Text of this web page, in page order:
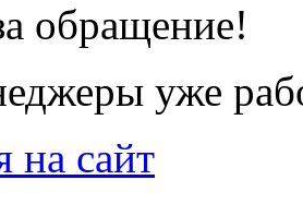
обращение!
уже
на сайт